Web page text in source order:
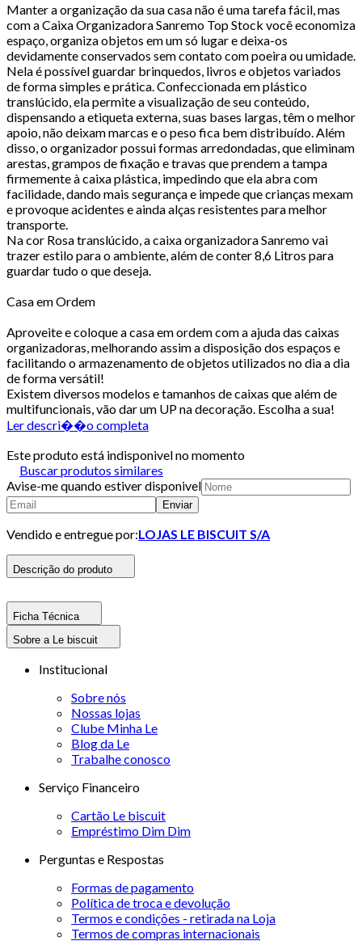
Manter a organização da sua casa não é uma tarefa fácil, mas
com a Caixa Organizadora Sanremo Top Stock você economiza
espaço, organiza objetos em um só lugar e deixa-os
devidamente conservados sem contato com poeira ou umidade.
Nela é possível guardar brinquedos, livros e objetos variados
de forma simples e prática. Confeccionada em plástico
translúcido, ela permite a visualização de seu conteúdo,
dispensando a etiqueta externa, suas bases largas, têm o melhor
apoio, não deixam marcas e o peso fica bem distribuído. Além
disso, o organizador possui formas arredondadas, que eliminam
arestas, grampos de fixação e travas que prendem a tampa
firmemente à caixa plástica, impedindo que ela abra com
facilidade, dando mais segurança e impede que crianças mexam
e provoque acidentes e ainda alças resistentes para melhor
transporte.
Na cor Rosa translúcido, a caixa organizadora Sanremo vai
trazer estilo para o ambiente, além de conter 8,6 Litros para
guardar tudo o que deseja.
Casa em Ordem
Aproveite e coloque a casa em ordem com a ajuda das caixas
organizadoras, melhorando assim a disposição dos espaços e
facilitando o armazenamento de objetos utilizados no dia a dia
de forma versátil!
Existem diversos modelos e tamanhos de caixas que além de
multifuncionais, vão dar um UP na decoração. Escolha a sua!
Ler descri��o completa
Este produto está indisponivel no momento
Buscar produtos similares
Avise-me quando estiver disponivel
Enviar
Vendido e entregue por:LOJAS LE BISCUIT S/A
Descrição do produto
Ficha Técnica
Sobre a Le biscuit
Institucional
Sobre nós
Nossas lojas
Clube Minha Le
Blog da Le
Trabalhe conosco
Serviço Financeiro
Cartão Le biscuit
Empréstimo Dim Dim
Perguntas e Respostas
Formas de pagamento
Política de troca e devolução
Termos e condições - retirada na Loja
Termos de compras internacionais